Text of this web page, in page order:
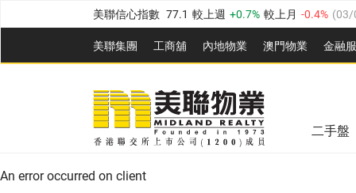
美聯信心指數 77.1 較上週 0.7% 較上月 -0.4% (03/
全港樓價指數 149.1 較上週 0% 較上月 0.4% (03/
港島樓價指數 157.4 較上週 -0.3% 較上月 -0.8% (
九龍樓價指數 156.4 較上週 -0.1%
新界樓價指數 134.8 較上週 0.1% 0.9%
美聯信心指數 77.1 較上週 0.7% 較上月
美聯集團 工商舖 內地物業 澳門物業 金融
全港樓價指數 149.1 較上週 0% 較上月
二手盤
An error occurred on client